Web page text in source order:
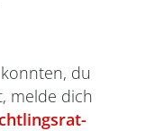
du
melde dich